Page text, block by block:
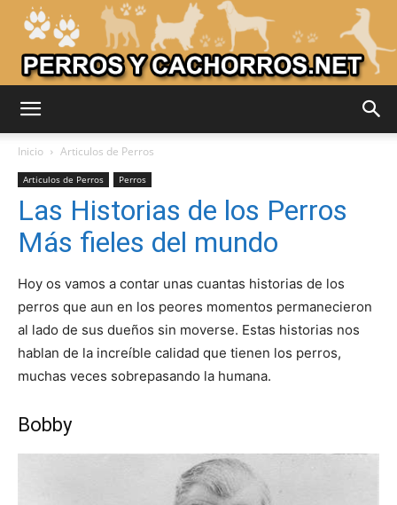
Perros
–
Razas
Inicio Articulos de Perros
Articulos de Perros Perros
Las Historias de los Perros
Más fieles del mundo
Hoy os vamos a contar unas cuantas historias de los
perros que aun en los peores momentos permanecieron
al lado de sus dueños sin moverse. Estas historias nos
hablan de la increíble calidad que tienen los perros,
muchas veces sobrepasando la humana.
Bobby